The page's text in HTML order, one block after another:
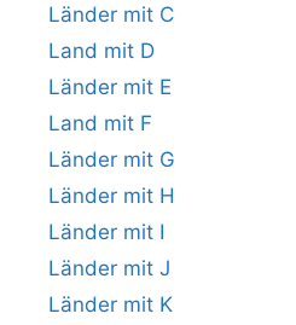
Länder mit C
Land mit D
Länder mit E
Land mit F
Länder mit G
Länder mit H
Länder mit I
Länder mit J
Länder mit K